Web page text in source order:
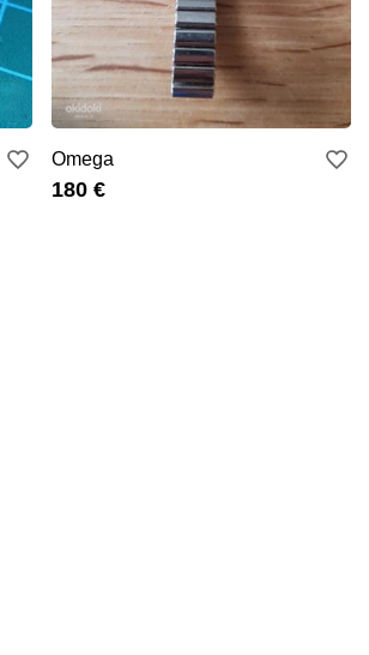
Omega
180 €